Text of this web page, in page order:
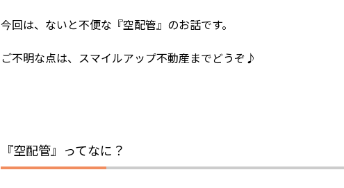
今回は、ないと不便な『空配管』のお話です。
ご不明な点は、スマイルアップ不動産までどうぞ♪
『空配管』ってなに？